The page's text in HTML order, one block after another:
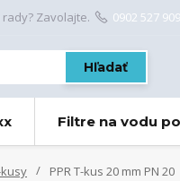
Hľadať
Zavolajte. 0902 527 909
Filtre na vodu
kusy PPR T-kus 20 mm PN 20